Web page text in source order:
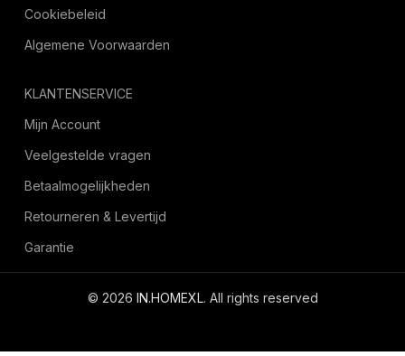
Cookiebeleid
Algemene Voorwaarden
KLANTENSERVICE
Mijn Account
Veelgestelde vragen
Betaalmogelijkheden
Retourneren & Levertijd
Garantie
© 2026 IN.HOMEXL. All rights reserved